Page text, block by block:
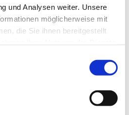
und Analysen weiter. Unsere
möglicherweise mit
die Sie ihnen bereitgestellt
Sie auch